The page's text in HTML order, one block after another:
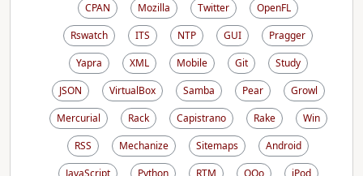
CPAN
Mozilla Twitter
OpenFL
Rswatch
ITS NTP GUI
Pragger
Yapra
XML Mobile Git
Study
JSON
VirtualBox Samba Pear
Growl
Mercurial
Rack Capistrano Rake
Win
RSS
Mechanize Sitemaps
Android
JavaScript
Python RTM OOo
iPod